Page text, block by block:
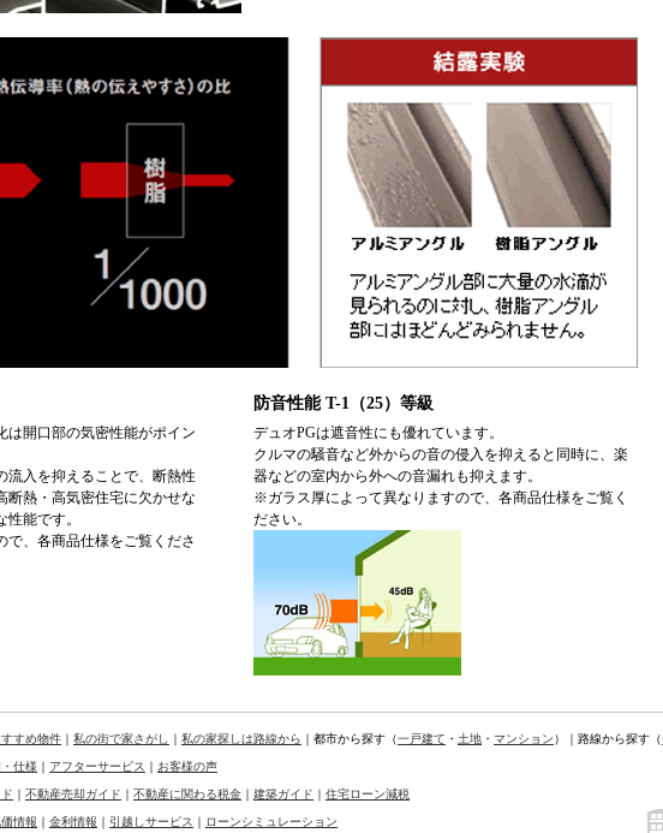
は開口部の気密性能がポイン
流入を抑えることで、断熱性
断熱・高気密住宅に欠かせな
能です。
、各商品仕様をご覧くださ
防音性能 T-1（25）等級
デュオPGは遮音性にも優れています。
クルマの騒音など外からの音の侵入を抑えると同時に、楽
器などの室内から外への音漏れも抑えます。
※ガラス厚によって異なりますので、各商品仕様をご覧く
ださい。
すめ物件 ｜ 私の街で家さがし ｜ 私の家探しは路線から ｜都市から探す（一戸建て ・ 土地 ・ マンション）｜路線から探す（
仕様 ｜ アフターサービス ｜ お客様の声
｜ 不動産売却ガイド ｜ 不動産に関わる税金 ｜ 建築ガイド ｜ 住宅ローン減税
情報 ｜ 金利情報 ｜ 引越しサービス ｜ ローンシミュレーション